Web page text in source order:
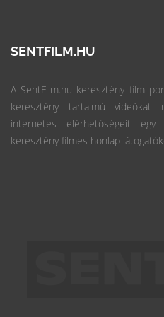
SENTFILM.HU
A SentFilm.hu keresztény film
keresztény tartalmú videókat
internetes elérhetőségeit egy
keresztény filmes honlap